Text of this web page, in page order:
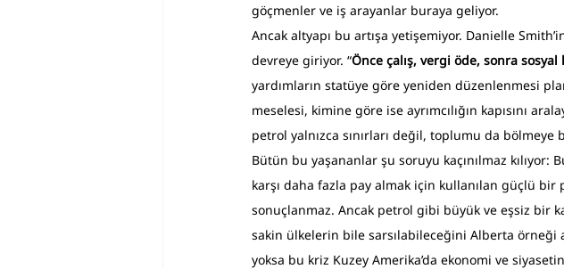
göçmenler ve iş arayanlar buraya geliyor.
Ancak altyapı bu artışa yetişemiyor. Danielle
devreye giriyor. “Önce çalış, vergi öde, sonra
yardımların statüye göre yeniden düzenlenmesi
meselesi, kimine göre ise ayrımcılığın kapısını
petrol yalnızca sınırları değil, toplumu da bölmeye
Bütün bu yaşananlar şu soruyu kaçınılmaz
karşı daha fazla pay almak için kullanılan güçlü bir
sonuçlanmaz. Ancak petrol gibi büyük ve eşsiz bir
sakin ülkelerin bile sarsılabileceğini Alberta örneği
yoksa bu kriz Kuzey Amerika’da ekonomi ve